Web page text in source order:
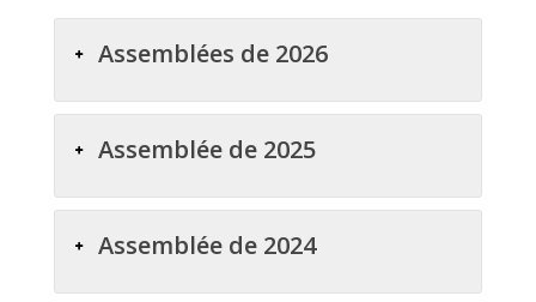
Assemblées de 2026
Assemblée de 2025
Assemblée de 2024